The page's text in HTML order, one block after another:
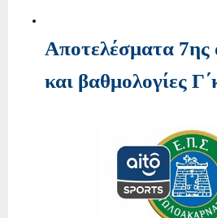
Αποτελέσματα 7ης
και βαθμολογίες